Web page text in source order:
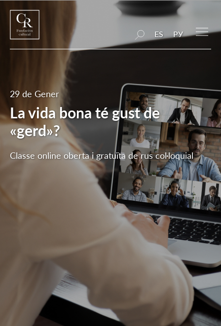
ES РУ
29 de Gener
La vida bona té gust de
«gerd»?
Classe online oberta i gratuïta de rus col·loquial